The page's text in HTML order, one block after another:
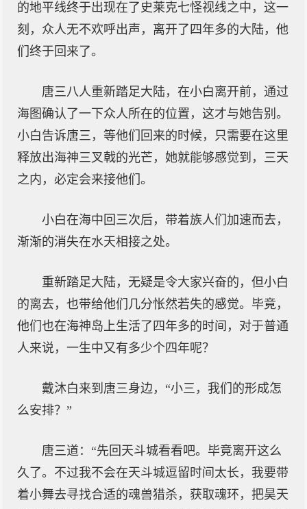
的地平线终于出现在了史莱克七怪视线之中，这一
刻，众人无不欢呼出声，离开了四年多的大陆，他
们终于回来了。
唐三八人重新踏足大陆，在小白离开前，通过
海图确认了一下众人所在的位置，这才与她告别。
小白告诉唐三，等他们回来的时候，只需要在这里
释放出海神三叉戟的光芒，她就能够感觉到，三天
之内，必定会来接他们。
小白在海中回三次后，带着族人们加速而去，
渐渐的消失在水天相接之处。
重新踏足大陆，无疑是令大家兴奋的，但小白
的离去，也带给他们几分怅然若失的感觉。毕竟，
他们也在海神岛上生活了四年多的时间，对于普通
人来说，一生中又有多少个四年呢？
戴沐白来到唐三身边，“小三，我们的形成怎
么安排？”
唐三道：“先回天斗城看看吧。毕竟离开这么
久了。不过我不会在天斗城逗留时间太长，我要带
着小舞去寻找合适的魂兽猎杀，获取魂环，把昊天